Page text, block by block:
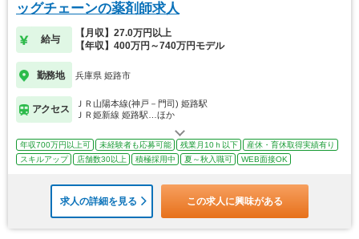
ッグチェーンの薬剤師求人
給与
【月収】27.0万円以上
【年収】400万円～740万円モデル
勤務地 兵庫県 姫路市
アクセス
ＪＲ山陽本線(神戸－門司) 姫路駅
ＪＲ姫新線 姫路駅…ほか
年収700万円以上可 未経験者も応募可能 残業月10ｈ以下
産休・育休取得実績有り
スキルアップ
店舗数30以上 積極採用中 夏～秋入職可 WEB面接OK
求人の詳細を見る この求人に興味がある